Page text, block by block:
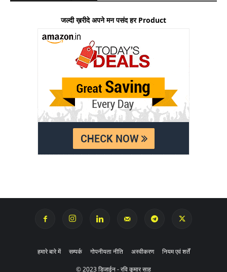
जल्दी ख़रीदे अपने मन पसंद हर Product
हमारे बारे में सम्पर्क गोपनीयता नीति अस्वीकरण नियम एवं शर्तें
© 2023 डिजाईन - रवि कूमार साहु